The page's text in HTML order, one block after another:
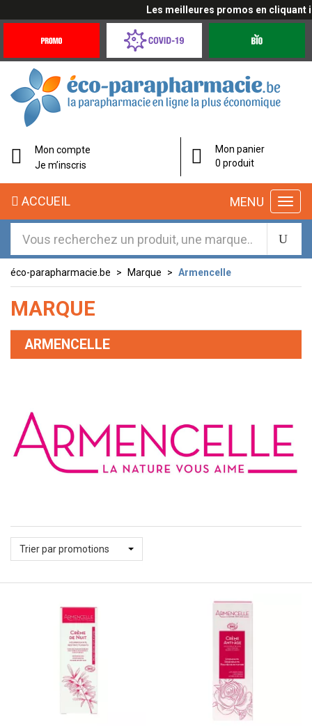
Les meilleures promos en cliquant ici
Offres
Coronavirus
éco-
parapharmacie.fr
éco-
parapharmacie.fr
Mon compte
Je m’inscris
Mon panier
0 produit
MENU
ACCUEIL
éco-parapharmacie.be Marque Armencelle
MARQUE
ARMENCELLE
Trier par promotions